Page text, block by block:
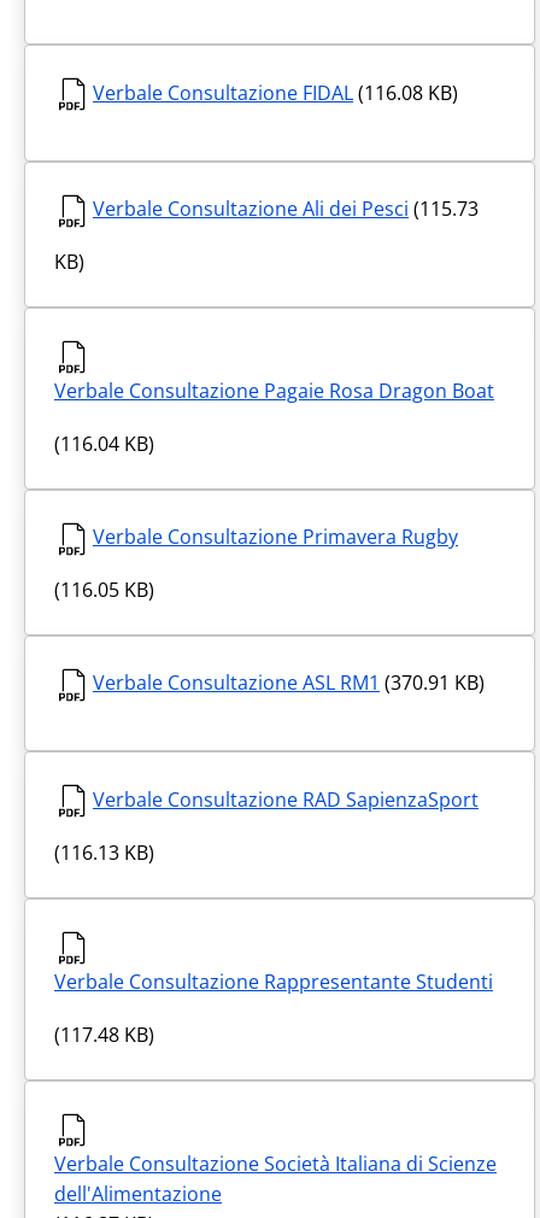
Verbale Consultazione FIDAL(116.08 KB)
Verbale Consultazione Ali dei Pesci (115.73
KB)
Verbale Consultazione Pagaie Rosa Dragon Boat
(116.04 KB)
Verbale Consultazione Primavera Rugby
(116.05 KB)
Verbale Consultazione ASL RM1 (370.91 KB)
Verbale Consultazione RAD SapienzaSport
(116.13 KB)
Verbale Consultazione Rappresentante Studenti
(117.48 KB)
Verbale Consultazione Società Italiana di Scienze
dell'Alimentazione